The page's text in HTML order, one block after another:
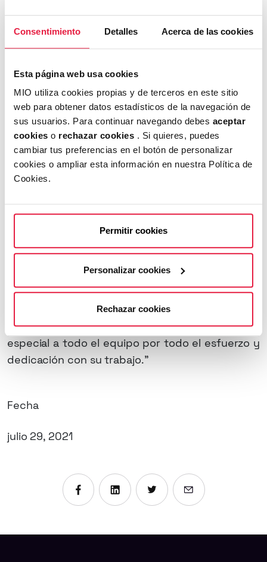
Consentimiento Detalles Acerca de las cookies
Esta página web usa cookies
MIO utiliza cookies propias y de terceros en este sitio
web para obtener datos estadísticos de la navegación de
sus usuarios. Para continuar navegando debes aceptar
cookies o rechazar cookies . Si quieres, puedes
cambiar tus preferencias en el botón de personalizar
cookies o ampliar esta información en nuestra Política de
Cookies.
Permitir cookies
Personalizar cookies
Rechazar cookies
la compañía, haciéndolos parte fundamental en
cada uno de los procesos de desarrollo.
comenta: “Nos alegramos mucho de recibir esta
certificación pocos días después de nuestro
debut bursátil en el que participaron muchos de
nuestros empleados. Ratifica nuestro
compromiso con el talentထ que tenemos en
nuestra consultora y nos sentimos orgullosos de
nuestro equipo, además de saber que disfrutan
seguir avanzando y creciendo en todos los
ámbitos, pero somos conscientes de que esto se
tenemos con nosotros. Este reconocimiento solo
es posible por el constante trabajo y
compromiso de todo el talentထ humano que
integra a MioGroup en las diferentes áreas de la
compañía. Queremos dar un agradecimiento
especial a todo el equipo por todo el esfuerzo y
dedicación con su trabajo.”
Fecha
julio 29, 2021
Compartir en Facebook
Compartir en Linkedin
Compartir en X
Enviar por